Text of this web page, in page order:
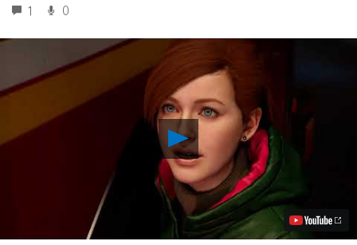
1 0
Reproducir
Tráiler
localizado
y
Actores
de
Voz
de